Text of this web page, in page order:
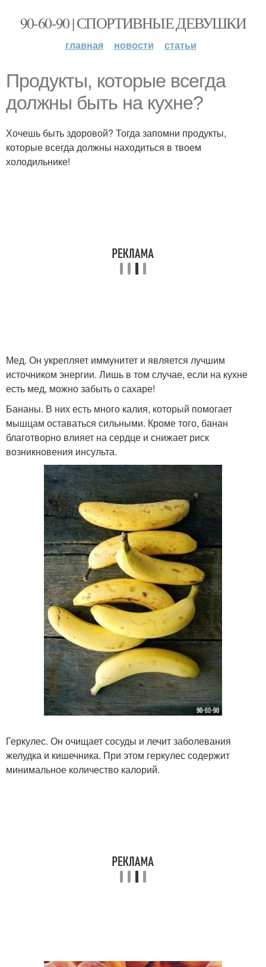
90-60-90 | СПОРТИВНЫЕ ДЕВУШКИ
главная новости статьи
Продукты, которые всегда
должны быть на кухне?
Хочешь быть здоровой? Тогда запомни продукты,
которые всегда должны находиться в твоем
холодильнике!
Мед. Он укрепляет иммунитет и является лучшим
источником энергии. Лишь в том случае, если на кухне
есть мед, можно забыть о сахаре!
Бананы. В них есть много калия, который помогает
мышцам оставаться сильными. Кроме того, банан
благотворно влияет на сердце и снижает риск
возникновения инсульта.
Геркулес. Он очищает сосуды и лечит заболевания
желудка и кишечника. При этом геркулес содержит
минимальное количество калорий.